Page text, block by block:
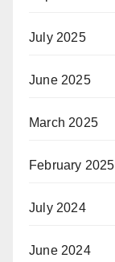
July 2025
June 2025
March 2025
February 2025
July 2024
June 2024